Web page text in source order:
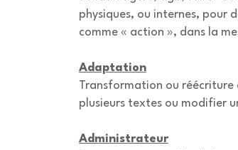
physiques, ou internes, pour
comme « action », dans la
Adaptation
Transformation ou réécriture
plusieurs textes ou modifier
Administrateur